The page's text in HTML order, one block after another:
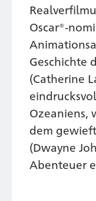
Oscar®-
Geschichte
(Catherine
Ozeaniens,
dem
(Dwayne
Abenteuer